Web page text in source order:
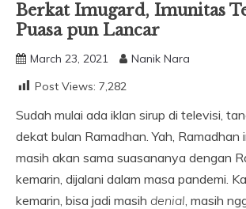
Berkat Imugard, Imunitas
Puasa pun Lancar
March 23, 2021
Nanik Nara
Post Views: 7,282
Sudah mulai ada iklan sirup di televisi,
dekat bulan Ramadhan. Yah, Ramadhan
masih akan sama suasananya dengan
kemarin, dijalani dalam masa pandemi.
kemarin, bisa jadi masih denial, masih